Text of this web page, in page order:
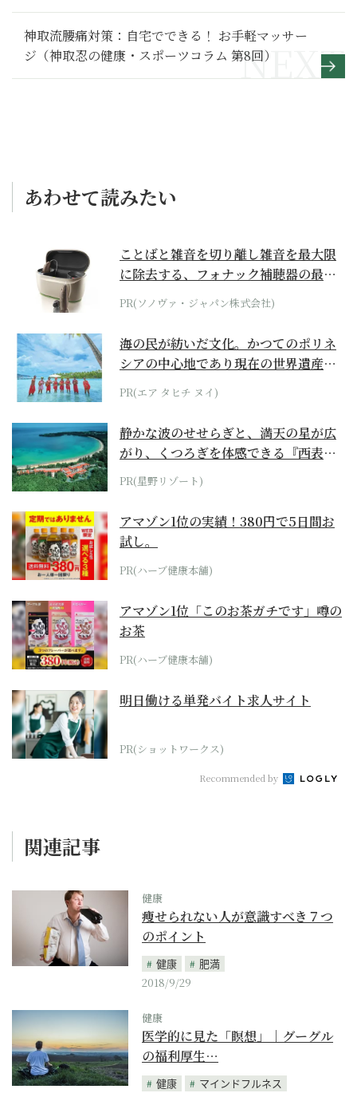
神取流腰痛対策：自宅でできる！ お手軽マッサー
ジ（神取忍の健康・スポーツコラム 第8回）
あわせて読みたい
ことばと雑音を切り離し雑音を最大限
に除去する、フォナック補聴器の最上
位モデル
PR(ソノヴァ・ジャパン株式会社)
海の民が紡いだ文化。かつてのポリネ
シアの中心地であり現在の世界遺産か
らみえてくる...
PR(エア タヒチ ヌイ)
静かな波のせせらぎと、満天の星が広
がり、くつろぎを体感できる『西表島
ホテル by...
PR(星野リゾート)
アマゾン1位の実績！380円で5日間お
試し。
PR(ハーブ健康本舗)
アマゾン1位「このお茶ガチです」噂の
お茶
PR(ハーブ健康本舗)
明日働ける単発バイト求人サイト
PR(ショットワークス)
Recommended by
関連記事
健康
痩せられない人が意識すべき７つ
のポイント
健康
肥満
2018/9/29
健康
医学的に見た「瞑想」｜グーグル
の福利厚生…
健康
マインドフルネス